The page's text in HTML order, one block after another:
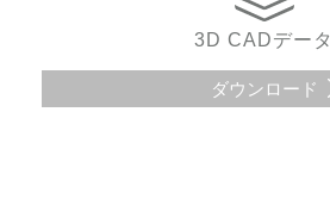
3D CADデータ
ダウンロード